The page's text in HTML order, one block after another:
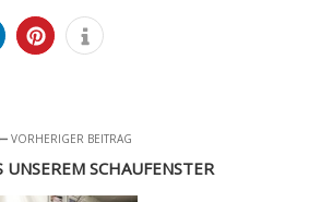
VORHERIGER BEITRAG
UNSEREM SCHAUFENSTER